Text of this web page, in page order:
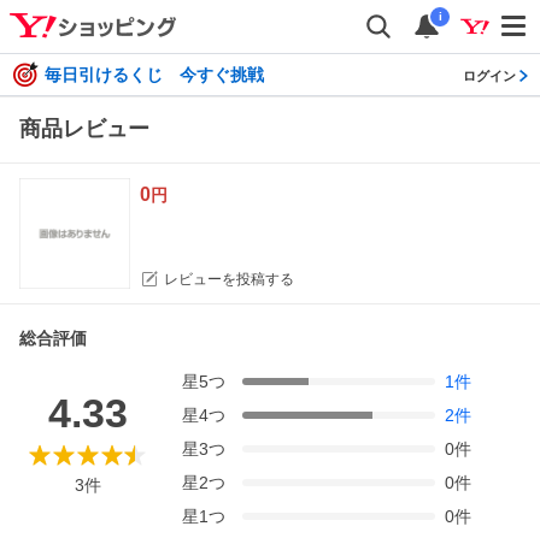
i
毎日引けるくじ 今すぐ挑戦 ログイン
商品レビュー
0円
レビューを投稿する
総合評価
4.33
3件
星5つ 1件
星4つ 2件
星3つ 0件
星2つ 0件
星1つ 0件